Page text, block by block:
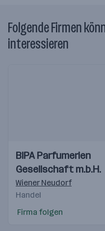
Folgende Firmen
interessieren
Videos
Einblicke
Einblicke
BIPA Parfumerien
Gesellschaft m.b.H.
Wiener Neudorf
Handel
Firma folgen